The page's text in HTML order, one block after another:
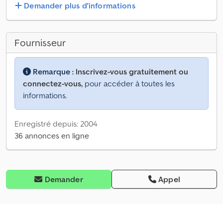
Demander plus d'informations
Fournisseur
Remarque : Inscrivez-vous gratuitement ou
connectez-vous, pour accéder à toutes les
informations.
Enregistré depuis: 2004
36 annonces en ligne
Demander Appel